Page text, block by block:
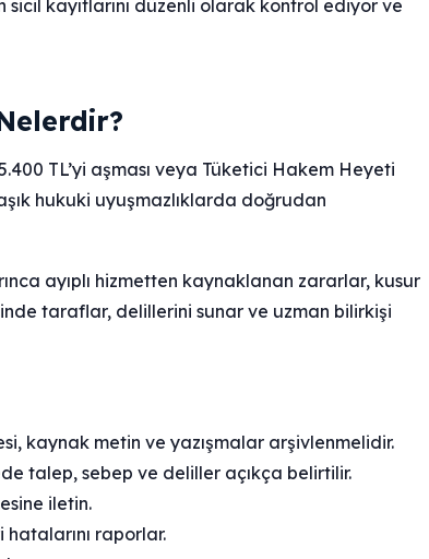
sicil kayıtlarını düzenli olarak kontrol ediyor ve
TL’yi aşması veya Tüketici Hakem Heyeti
hukuki uyuşmazlıklarda doğrudan
ayıplı hizmetten kaynaklanan zararlar, kusur
taraflar, delillerini sunar ve uzman bilirkişi
kaynak metin ve yazışmalar arşivlenmelidir.
talep, sebep ve deliller açıkça belirtilir.
iletin.
raporlar.